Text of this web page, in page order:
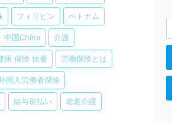
フィリピン ベトナム
中国China 介護
康 保険 扶養 労働保険とは
国人労働者保険
給与前払い 老老介護